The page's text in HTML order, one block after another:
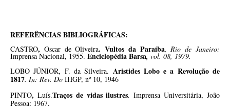
REFERÊNCIAS BIBLIOGRÁFICAS:
CASTRO, Oscar de Oliveira. Vultos da Paraíba, Rio de Janeiro:
Imprensa Nacional, 1955. Enciclopédia Barsa, vol. 08, 1979.
LOBO JÚNIOR, F. da Silveira. Aristides Lobo e a Revolução de
1817. In: Rev. Do IHGP, nº 10, 1946
PINTO, Luís.Traços de vidas ilustres. Imprensa Universitária, João
Pessoa: 1967.